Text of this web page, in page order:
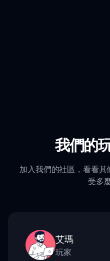
我們的
加入我們的社區，看看
受多
艾瑪
玩家